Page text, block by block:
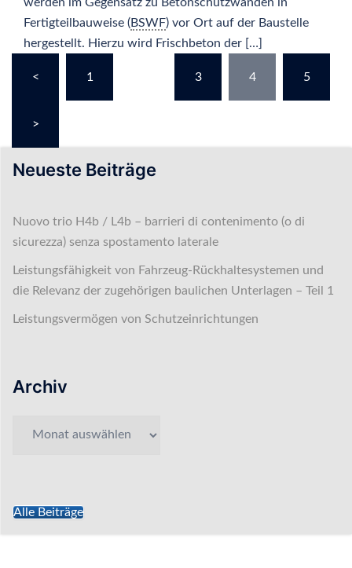
Fertigteilbauweise (BSWF) vor Ort auf der Baustelle
hergestellt. Hierzu wird Frischbeton der […]
der
Beiträge
< 1 3 4 5
>
Neueste Beiträge
Nuovo trio H4b / L4b – barrieri di contenimento (o di
sicurezza) senza spostamento laterale
Leistungsfähigkeit von Fahrzeug-Rückhaltesystemen und
die Relevanz der zugehörigen baulichen Unterlagen – Teil 1
Leistungsvermögen von Schutzeinrichtungen
Archiv
Alle Beiträge